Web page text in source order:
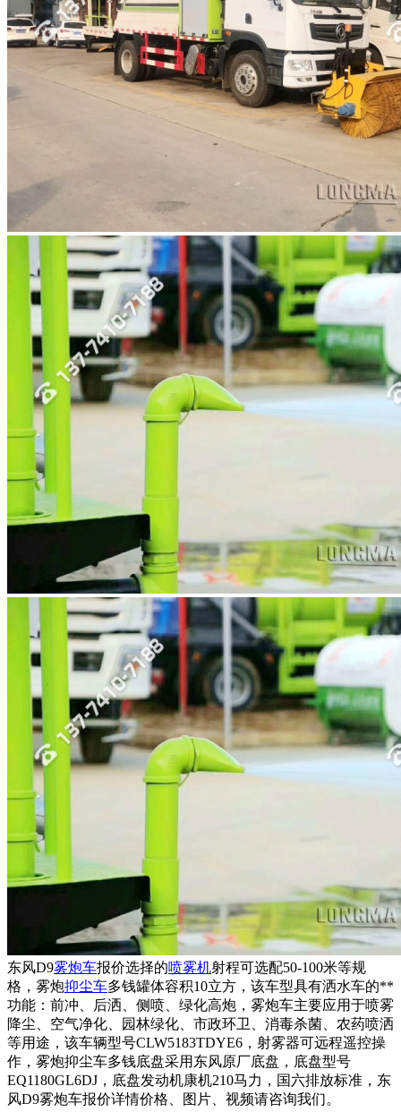
东风D9雾炮车报价选择的喷雾机射程可选配50-100米等规
格，雾炮抑尘车多钱罐体容积10立方，该车型具有洒水车的**
功能：前冲、后洒、侧喷、绿化高炮，雾炮车主要应用于喷雾
降尘、空气净化、园林绿化、市政环卫、消毒杀菌、农药喷洒
等用途，该车辆型号CLW5183TDYE6，射雾器可远程遥控操
作，雾炮抑尘车多钱底盘采用东风原厂底盘，底盘型号
EQ1180GL6DJ，底盘发动机康机210马力，国六排放标准，东
风D9雾炮车报价详情价格、图片、视频请咨询我们。